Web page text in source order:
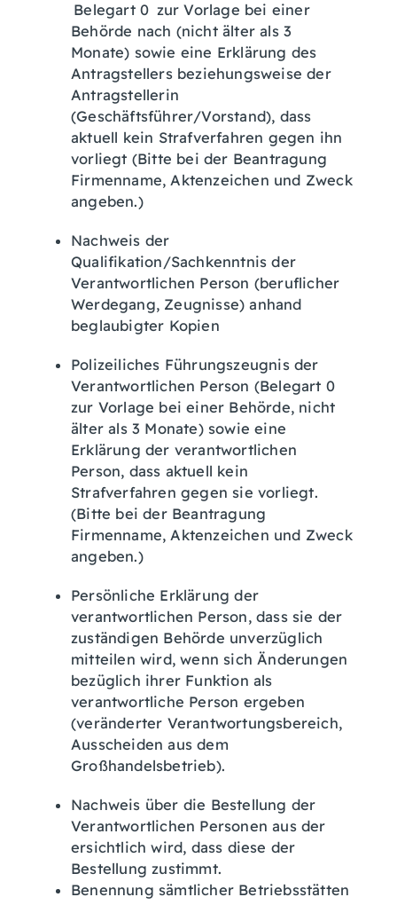
Belegart 0 zur Vorlage bei einer
Behörde nach (nicht älter als 3
Monate) sowie eine Erklärung des
Antragstellers beziehungsweise der
Antragstellerin
(Geschäftsführer/Vorstand), dass
aktuell kein Strafverfahren gegen ihn
vorliegt (Bitte bei der Beantragung
Firmenname, Aktenzeichen und Zweck
angeben.)
Nachweis der
Qualifikation/Sachkenntnis der
Verantwortlichen Person (beruflicher
Werdegang, Zeugnisse) anhand
beglaubigter Kopien
Polizeiliches Führungszeugnis der
Verantwortlichen Person (Belegart 0
zur Vorlage bei einer Behörde, nicht
älter als 3 Monate) sowie eine
Erklärung der verantwortlichen
Person, dass aktuell kein
Strafverfahren gegen sie vorliegt.
(Bitte bei der Beantragung
Firmenname, Aktenzeichen und Zweck
angeben.)
Persönliche Erklärung der
verantwortlichen Person, dass sie der
zuständigen Behörde unverzüglich
mitteilen wird, wenn sich Änderungen
bezüglich ihrer Funktion als
verantwortliche Person ergeben
(veränderter Verantwortungsbereich,
Ausscheiden aus dem
Großhandelsbetrieb).
Nachweis über die Bestellung der
Verantwortlichen Personen aus der
ersichtlich wird, dass diese der
Bestellung zustimmt.
Benennung sämtlicher Betriebsstätten